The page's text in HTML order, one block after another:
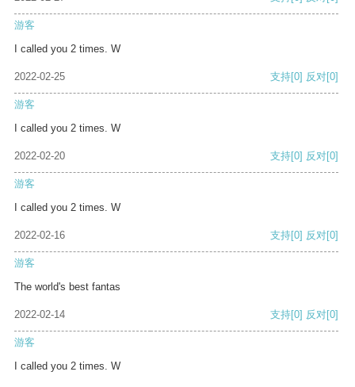
游客
I called you 2 times. W
2022-02-25 支持[0] 反对[0]
游客
I called you 2 times. W
2022-02-20 支持[0] 反对[0]
游客
I called you 2 times. W
2022-02-16 支持[0] 反对[0]
游客
The world's best fantas
2022-02-14 支持[0] 反对[0]
游客
I called you 2 times. W